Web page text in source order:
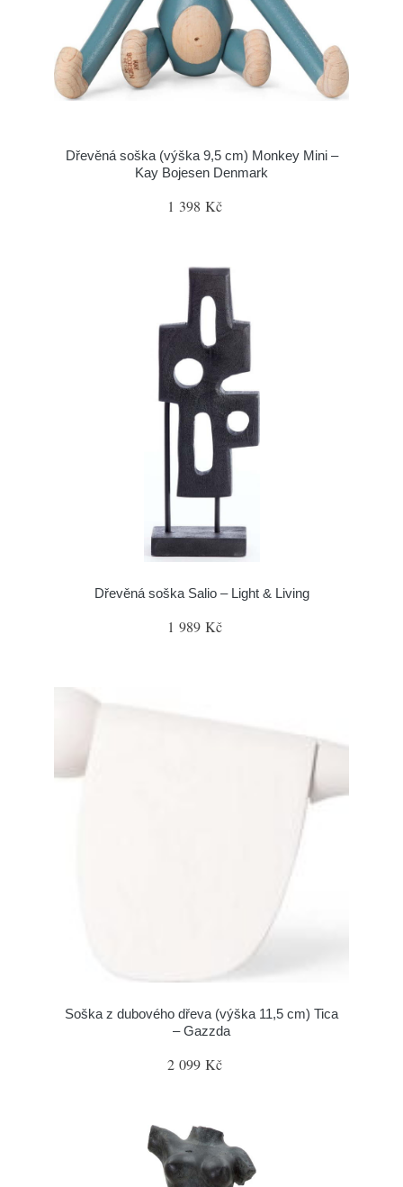
Dřevěná soška (výška 9,5 cm) Monkey Mini –
Kay Bojesen Denmark
1 398 Kč
Dřevěná soška Salio – Light & Living
1 989 Kč
Soška z dubového dřeva (výška 11,5 cm) Tica
– Gazzda
2 099 Kč